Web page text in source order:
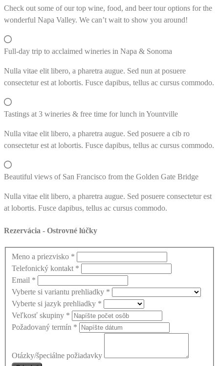
Check out some of our top wine, food, and beer tour options for the
wonderful Napa Valley. We can’t wait to show you around!
Full-day trip to acclaimed wineries in Napa & Sonoma
Nulla vitae elit libero, a pharetra augue. Sed nun at posuere
consectetur est at lobortis. Fusce dapibus, tellus ac cursus commodo.
Tastings at 3 wineries & free time for lunch in Yountville
Nulla vitae elit libero, a pharetra augue. Sed posuere a cib ro
consectetur est at lobortis. Fusce dapibus, tellus ac cursus commodo.
Beautiful views of San Francisco from the Golden Gate Bridge
Nulla vitae elit libero, a pharetra augue. Sed posuere consectetur est
at lobortis. Fusce dapibus, tellus ac cursus commodo.
Rezervácia - Ostrovné lúčky
Meno a priezvisko *
Telefonický kontakt *
Email *
Vyberte si variantu prehliadky *
Vyberte si jazyk prehliadky *
Veľkosť skupiny *
Požadovaný termín *
Otázky/špeciálne požiadavky